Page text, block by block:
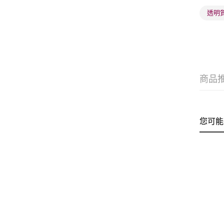
透明
商品
您可